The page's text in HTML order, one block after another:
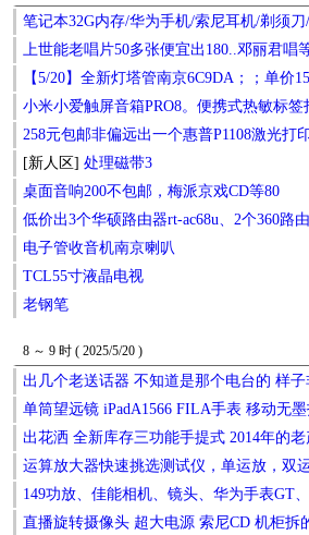
笔记本32G内存/华为手机/索尼耳机/剃须
上世能老唱片50多张便宜出180..邓丽君唱
【5/20】全新灯塔管南京6C9DA；；单价
小米小爱触屏音箱PRO8。便携式热敏标签
258元包邮非偏远出一个惠普P1108激光打
[新人区] 处理磁带3
桌面音响200不包邮，梅派京戏CD等80
低价出3个华硕路由器rt-ac68u、2个360路
电子管收音机南京喇叭
TCL55寸液晶电视
老钢笔
8 ～ 9 时 ( 2025/5/20 )
出几个老送话器 不知道是那个电台的 样
单筒望远镜 iPadA1566 FILA手表 移动无
出花洒 全新库存三功能手提式 2014年的
运算放大器快速挑选测试仪，单运放，双
149功放、佳能相机、镜头、华为手表GT
直播旋转摄像头 超大电源 索尼CD 机柜